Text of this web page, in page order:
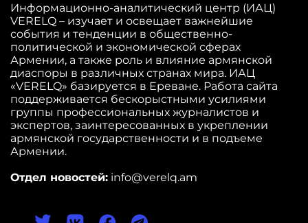
Информационно-аналитический центр (ИАЦ)
VERELQ – изучает и освещает важнейшие
события и тенденции в общественно-
политической и экономической сферах
Армении, а также роль и влияние армянской
диаспоры в различных странах мира. ИАЦ
«VERELQ» базируется в Ереване. Работа сайта
поддерживается бескорыстными усилиями
группы профессиональных журналистов и
экспертов, заинтересованных в укреплении
армянской государственности и в подъеме
Армении.
Отдел новостей: info@verelq.am